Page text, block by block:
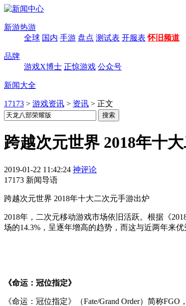
新游热游
全球 国内 手游 盘点 测试表 开服表 怀旧频道
品牌
游戏X博士 正惊游戏 公众号
新闻大全
17173 > 游戏资讯 > 资讯 > 正文
跨越次元世界 2018年十
2019-01-22 11:42:24 神评论
17173 新闻导语
跨越次元世界 2018年十大二次元手游出炉
2018年，二次元移动游戏市场依旧活跃。根据《
场的14.3%，呈逐年增高的趋势，而这与近两年来
《命运：冠位指定》
《命运：冠位指定》（Fate/Grand Order）简称